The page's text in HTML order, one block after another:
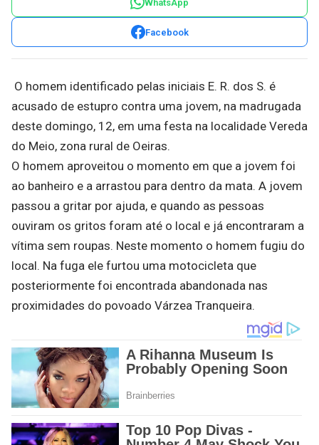
WhatsApp
Facebook
O homem identificado pelas iniciais E. R. dos S. é
acusado de estupro contra uma jovem, na madrugada
deste domingo, 12, em uma festa na localidade Vereda
do Meio, zona rural de Oeiras.
O homem aproveitou o momento em que a jovem foi
ao banheiro e a arrastou para dentro da mata. A jovem
passou a gritar por ajuda, e quando as pessoas
ouviram os gritos foram até o local e já encontraram a
vítima sem roupas. Neste momento o homem fugiu do
local. Na fuga ele furtou uma motocicleta que
posteriormente foi encontrada abandonada nas
proximidades do povoado Várzea Tranqueira.